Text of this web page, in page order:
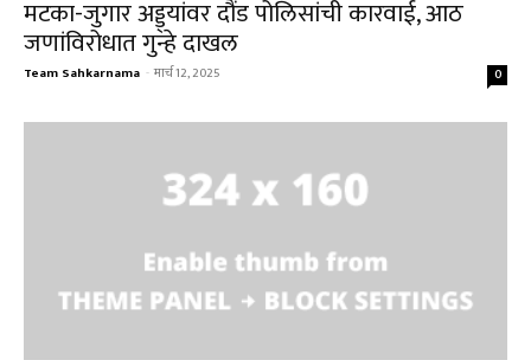
मटका-जुगार अड्ड्यांवर दौंड पोलिसांची कारवाई, आठ
जणांविरोधात गुन्हे दाखल
Team Sahkarnama - मार्च 12, 2025 0